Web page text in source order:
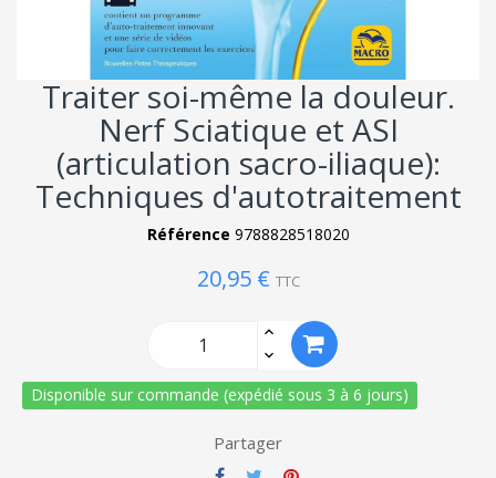
Traiter soi-même la douleur.
Nerf Sciatique et ASI
(articulation sacro-iliaque):
Techniques d'autotraitement
Référence 9788828518020
20,95 € TTC
Disponible sur commande (expédié sous 3 à 6 jours)
Partager